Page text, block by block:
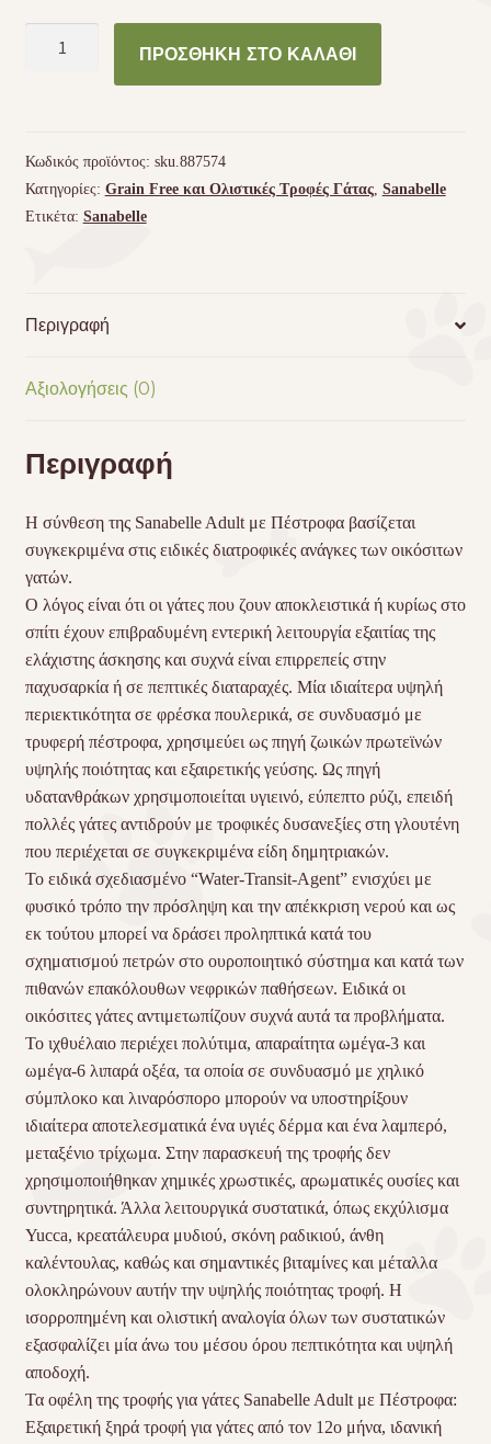
ΠΡΟΣΘΉΚΗ ΣΤΟ ΚΑΛΆΘΙ
Κωδικός προϊόντος: sku.887574
Κατηγορίες: Grain Free και Ολιστικές Τροφές Γάτας, Sanabelle
Ετικέτα: Sanabelle
Περιγραφή
Αξιολογήσεις (0)
Περιγραφή
Η σύνθεση της Sanabelle Adult με Πέστροφα βασίζεται
συγκεκριμένα στις ειδικές διατροφικές ανάγκες των οικόσιτων
γατών.
Ο λόγος είναι ότι οι γάτες που ζουν αποκλειστικά ή κυρίως στο
σπίτι έχουν επιβραδυμένη εντερική λειτουργία εξαιτίας της
ελάχιστης άσκησης και συχνά είναι επιρρεπείς στην
παχυσαρκία ή σε πεπτικές διαταραχές. Μία ιδιαίτερα υψηλή
περιεκτικότητα σε φρέσκα πουλερικά, σε συνδυασμό με
τρυφερή πέστροφα, χρησιμεύει ως πηγή ζωικών πρωτεϊνών
υψηλής ποιότητας και εξαιρετικής γεύσης. Ως πηγή
υδατανθράκων χρησιμοποιείται υγιεινό, εύπεπτο ρύζι, επειδή
πολλές γάτες αντιδρούν με τροφικές δυσανεξίες στη γλουτένη
που περιέχεται σε συγκεκριμένα είδη δημητριακών.
Το ειδικά σχεδιασμένο “Water-Transit-Agent” ενισχύει με
φυσικό τρόπο την πρόσληψη και την απέκκριση νερού και ως
εκ τούτου μπορεί να δράσει προληπτικά κατά του
σχηματισμού πετρών στο ουροποιητικό σύστημα και κατά των
πιθανών επακόλουθων νεφρικών παθήσεων. Ειδικά οι
οικόσιτες γάτες αντιμετωπίζουν συχνά αυτά τα προβλήματα.
Το ιχθυέλαιο περιέχει πολύτιμα, απαραίτητα ωμέγα-3 και
ωμέγα-6 λιπαρά οξέα, τα οποία σε συνδυασμό με χηλικό
σύμπλοκο και λιναρόσπορο μπορούν να υποστηρίξουν
ιδιαίτερα αποτελεσματικά ένα υγιές δέρμα και ένα λαμπερό,
μεταξένιο τρίχωμα. Στην παρασκευή της τροφής δεν
χρησιμοποιήθηκαν χημικές χρωστικές, αρωματικές ουσίες και
συντηρητικά. Άλλα λειτουργικά συστατικά, όπως εκχύλισμα
Yucca, κρεατάλευρα μυδιού, σκόνη ραδικιού, άνθη
καλέντουλας, καθώς και σημαντικές βιταμίνες και μέταλλα
ολοκληρώνουν αυτήν την υψηλής ποιότητας τροφή. Η
ισορροπημένη και ολιστική αναλογία όλων των συστατικών
εξασφαλίζει μία άνω του μέσου όρου πεπτικότητα και υψηλή
αποδοχή.
Τα οφέλη της τροφής για γάτες Sanabelle Adult με Πέστροφα:
Εξαιρετική ξηρά τροφή για γάτες από τον 12ο μήνα, ιδανική